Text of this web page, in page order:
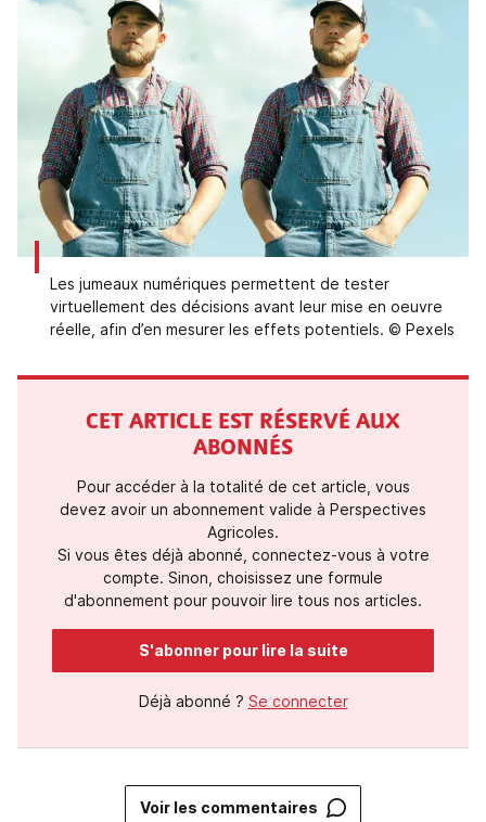
Les jumeaux numériques permettent de tester
virtuellement des décisions avant leur mise en oeuvre
réelle, afin d’en mesurer les effets potentiels. © Pexels
CET ARTICLE EST RÉSERVÉ AUX
ABONNÉS
Pour accéder à la totalité de cet article, vous
devez avoir un abonnement valide à Perspectives
Agricoles.
Si vous êtes déjà abonné, connectez-vous à votre
compte. Sinon, choisissez une formule
d'abonnement pour pouvoir lire tous nos articles.
S'abonner pour lire la suite
Déjà abonné ? Se connecter
Voir les commentaires